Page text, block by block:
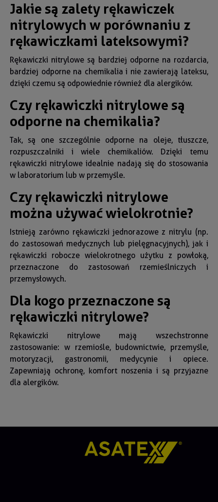
Jakie są zalety rękawiczek
nitrylowych w porównaniu z
rękawiczkami lateksowymi?
Rękawiczki nitrylowe są bardziej odporne na rozdarcia,
bardziej odporne na chemikalia i nie zawierają lateksu,
dzięki czemu są odpowiednie również dla alergików.
Czy rękawiczki nitrylowe są
odporne na chemikalia?
Tak, są one szczególnie odporne na oleje, tłuszcze,
rozpuszczalniki i wiele chemikaliów. Dzięki temu
rękawiczki nitrylowe idealnie nadają się do stosowania
w laboratorium lub w przemyśle.
Czy rękawiczki nitrylowe
można używać wielokrotnie?
Istnieją zarówno rękawiczki jednorazowe z nitrylu (np.
do zastosowań medycznych lub pielęgnacyjnych), jak i
rękawiczki robocze wielokrotnego użytku z powłoką,
przeznaczone do zastosowań rzemieślniczych i
przemysłowych.
Dla kogo przeznaczone są
rękawiczki nitrylowe?
Rękawiczki nitrylowe mają wszechstronne
zastosowanie: w rzemiośle, budownictwie, przemyśle,
motoryzacji, gastronomii, medycynie i opiece.
Zapewniają ochronę, komfort noszenia i są przyjazne
dla alergików.